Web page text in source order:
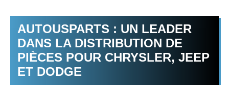
AUTOUSPARTS : UN LEADER
DANS LA DISTRIBUTION DE
PIÈCES POUR CHRYSLER, JEEP
ET DODGE